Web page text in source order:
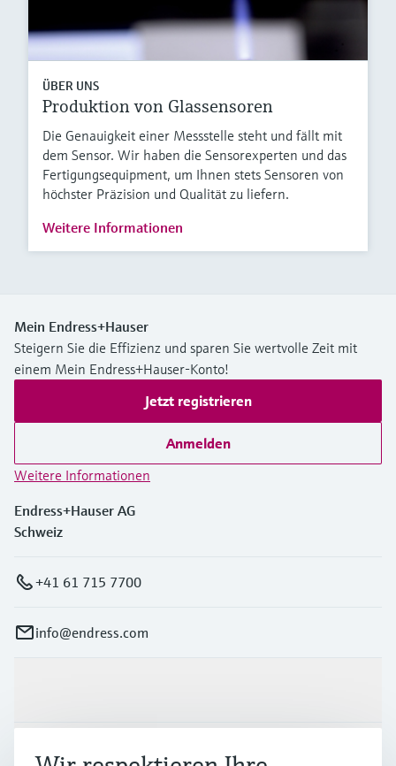
ÜBER UNS
Produktion von Glassensoren
Die Genauigkeit einer Messstelle steht und fällt mit
dem Sensor. Wir haben die Sensorexperten und das
Fertigungsequipment, um Ihnen stets Sensoren von
höchster Präzision und Qualität zu liefern.
Weitere Informationen
Mein Endress+Hauser
Steigern Sie die Effizienz und sparen Sie wertvolle Zeit mit
einem Mein Endress+Hauser-Konto!
Jetzt registrieren
Anmelden
Weitere Informationen
Endress+Hauser AG
Schweiz
+41 61 715 7700
info@endress.com
Branchen